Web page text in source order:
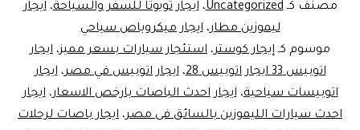
مصنف كـUncategorized،ايجار تويوتا للسفر والسياحة،ايجار
ليموزين مطار،ايجار ميكروباص سياحي
موسوم كـ إيجار كوستر، استئجار سيارات بسعر مميز، ايجار
اتوبيس 33 ايجار اتوبيس 28
،ايجار اتوبيس في مصر،ايجار
اتوبيسات سياحية،ايجار احدث الباصات بارخص الاسعار،ايجار
احدث سيارات الليموزين بالسائق فى مصر، ايجار باصات لرحلات